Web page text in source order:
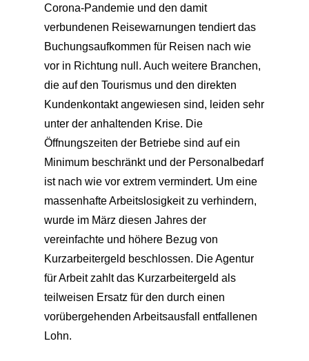
Corona-Pandemie und den damit
verbundenen Reisewarnungen tendiert das
Buchungsaufkommen für Reisen nach wie
vor in Richtung null. Auch weitere Branchen,
die auf den Tourismus und den direkten
Kundenkontakt angewiesen sind, leiden sehr
unter der anhaltenden Krise. Die
Öffnungszeiten der Betriebe sind auf ein
Minimum beschränkt und der Personalbedarf
ist nach wie vor extrem vermindert. Um eine
massenhafte Arbeitslosigkeit zu verhindern,
wurde im März diesen Jahres der
vereinfachte und höhere Bezug von
Kurzarbeitergeld beschlossen. Die Agentur
für Arbeit zahlt das Kurzarbeitergeld als
teilweisen Ersatz für den durch einen
vorübergehenden Arbeitsausfall entfallenen
Lohn.